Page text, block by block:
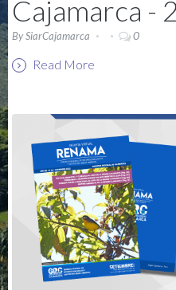
Cajamarca -
BySiarCajamarca 0
Read More